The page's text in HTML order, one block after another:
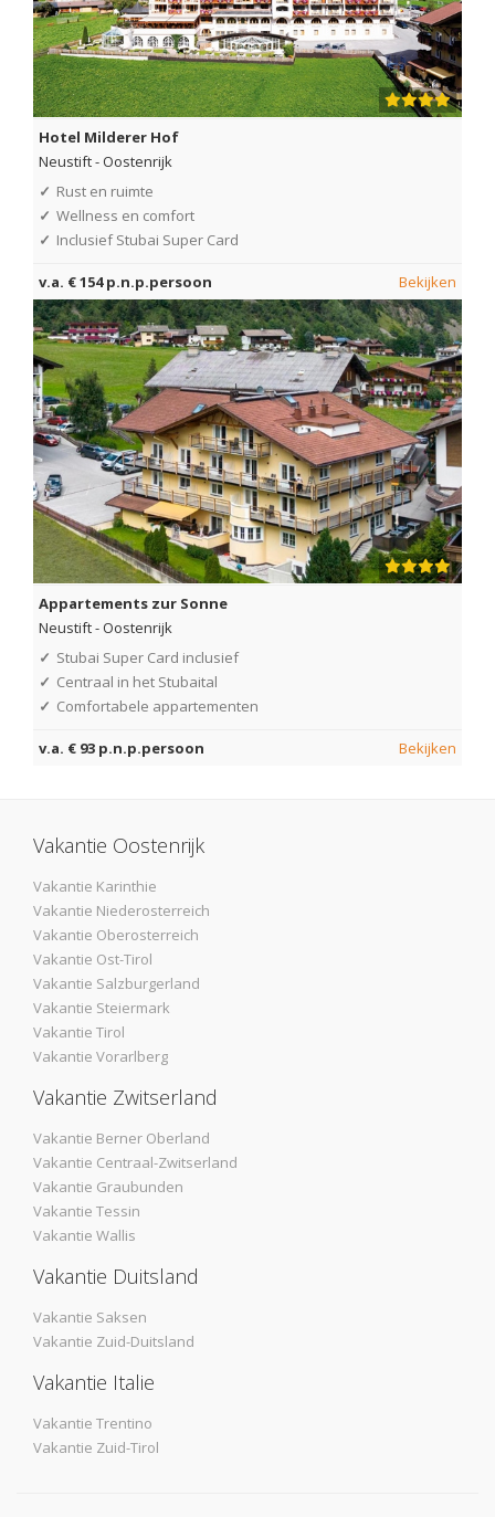
Hotel Milderer Hof
Neustift-Oostenrijk
✓ Rust en ruimte
✓ Wellness en comfort
✓ Inclusief Stubai Super Card
v.a. € 154 p.n.p.persoon Bekijken
Appartements zur Sonne
Neustift-Oostenrijk
✓ Stubai Super Card inclusief
✓ Centraal in het Stubaital
✓ Comfortabele appartementen
v.a. € 93 p.n.p.persoon Bekijken
Vakantie Oostenrijk
Vakantie Karinthie
Vakantie Niederosterreich
Vakantie Oberosterreich
Vakantie Ost-Tirol
Vakantie Salzburgerland
Vakantie Steiermark
Vakantie Tirol
Vakantie Vorarlberg
Vakantie Zwitserland
Vakantie Berner Oberland
Vakantie Centraal-Zwitserland
Vakantie Graubunden
Vakantie Tessin
Vakantie Wallis
Vakantie Duitsland
Vakantie Saksen
Vakantie Zuid-Duitsland
Vakantie Italie
Vakantie Trentino
Vakantie Zuid-Tirol